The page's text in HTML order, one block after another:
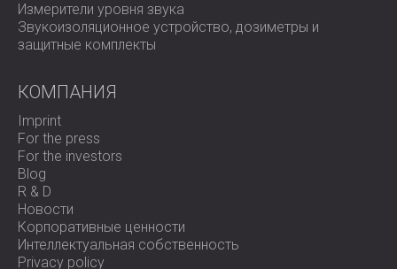
Измерители уровня звука
Звукоизоляционное устройство, дозиметры и
защитные комплекты
КОМПАНИЯ
Imprint
For the press
For the investors
Blog
R & D
Новости
Корпоративные ценности
Интеллектуальная собственность
Privacy policy